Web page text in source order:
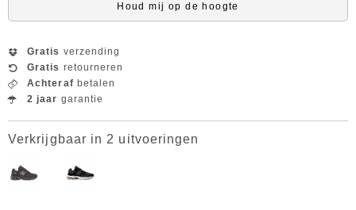
Houd mij op de hoogte
Gratis verzending
Gratis retourneren
Achteraf betalen
2 jaar garantie
Verkrijgbaar in 2 uitvoeringen